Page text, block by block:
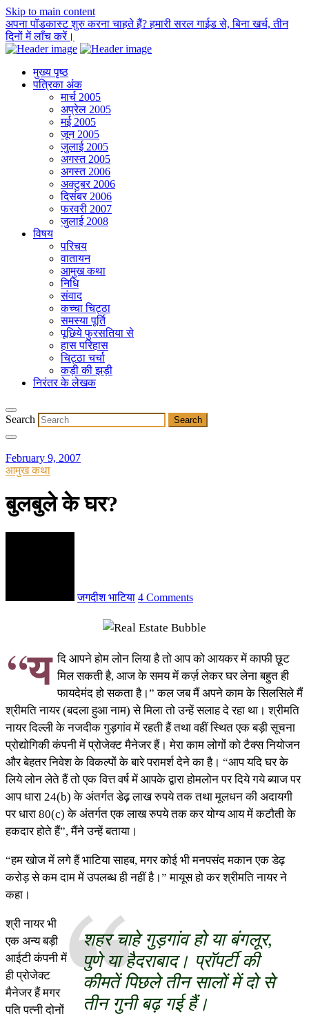
Skip to main content
अपना पॉडकास्ट शुरु करना चाहते हैं? हमारी सरल गाईड से, बिना खर्च, तीन
दिनों में लाँच करें।
मुख्य पृष्ठ
पत्रिका अंक
मार्च 2005
अप्रेल 2005
मई 2005
जून 2005
जुलाई 2005
अगस्त 2005
अगस्त 2006
अक्टुबर 2006
दिसंबर 2006
फरवरी 2007
जुलाई 2008
विषय
परिचय
वातायन
आमुख कथा
निधि
संवाद
कच्चा चिट्ठा
समस्या पूर्ति
पूछिये फुरसतिया से
हास परिहास
चिट्ठा चर्चा
कड़ी की झड़ी
निरंतर के लेखक
Search
February 9, 2007
आमुख कथा
बुलबुले के घर?
जगदीश भाटिया 4 Comments
“य दि आपने होम लोन लिया है तो आप को आयकर में काफी छूट
मिल सकती है, आज के समय में कर्ज़ लेकर घर लेना बहुत ही
फायदेमंद हो सकता है।” कल जब मैं अपने काम के सिलसिले मैं
श्रीमति नायर (बदला हुआ नाम) से मिला तो उन्हें सलाह दे रहा था। श्रीमति
नायर दिल्ली के नजदीक गुड़गांव में रहती हैं तथा वहीं स्थित एक बड़ी सूचना
प्रोद्योगिकी कंपनी में प्रोजेक्ट मैनेजर हैं। मेरा काम लोगों को टैक्स नियोजन
और बेहतर निवेश के विकल्पों के बारे परामर्श देने का है। “आप यदि घर के
लिये लोन लेते हैं तो एक वित्त वर्ष में आपके द्वारा होमलोन पर दिये गये ब्याज पर
आप धारा 24(b) के अंतर्गत डेढ़ लाख रुपये तक तथा मूलधन की अदायगी
पर धारा 80(c) के अंतर्गत एक लाख रुपये तक कर योग्य आय में कटौती के
हकदार होते हैं”, मैंने उन्हें बताया।
“हम खोज में लगे हैं भाटिया साहब, मगर कोई भी मनपसंद मकान एक डेढ़
करोड़ से कम दाम में उपलब्ध ही नहीं है।” मायूस हो कर श्रीमति नायर ने
कहा।
शहर चाहे गुड़गांव हो या बंगलूर,
पुणे या हैदराबाद। प्रॉपर्टी की
कीमतें पिछले तीन सालों में दो से
तीन गुनी बढ़ गई हैं।
श्री नायर भी
एक अन्य बड़ी
आईटी कंपनी में
ही प्रोजेक्ट
मैनेजर हैं मगर
पति पत्नी दोनों